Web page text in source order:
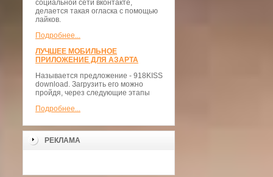
социальной сети вконтакте,
делается такая огласка с помощью
лайков.
Подробнее...
ЛУЧШЕЕ МОБИЛЬНОЕ
ПРИЛОЖЕНИЕ ДЛЯ АЗАРТА
Называется предложение - 918KISS
download. Загрузить его можно
пройдя, через следующие этапы
Подробнее...
РЕКЛАМА